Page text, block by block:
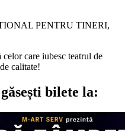
PENTRU TINERI,
celor care iubesc teatrul de
calitate!
bilete la: